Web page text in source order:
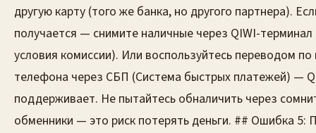
другую карту (того же банка, но другого партнера).
получается — снимите наличные через QIWI-терминал
условия комиссии). Или воспользуйтесь переводом
телефона через СБП (Система быстрых платежей) —
поддерживает. Не пытайтесь обналичить через
обменники — это риск потерять деньги. ## Ошибка 5: